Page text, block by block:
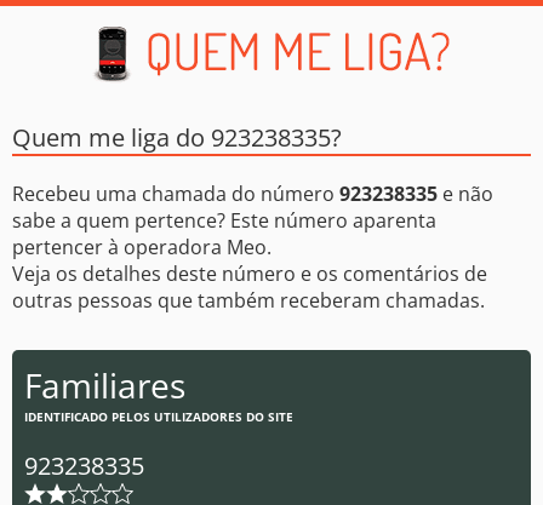
Quem me liga do 923238335?
Recebeu uma chamada do número 923238335 e não
sabe a quem pertence? Este número aparenta
pertencer à operadora Meo.
Veja os detalhes deste número e os comentários de
outras pessoas que também receberam chamadas.
Familiares
IDENTIFICADO PELOS UTILIZADORES DO SITE
923238335